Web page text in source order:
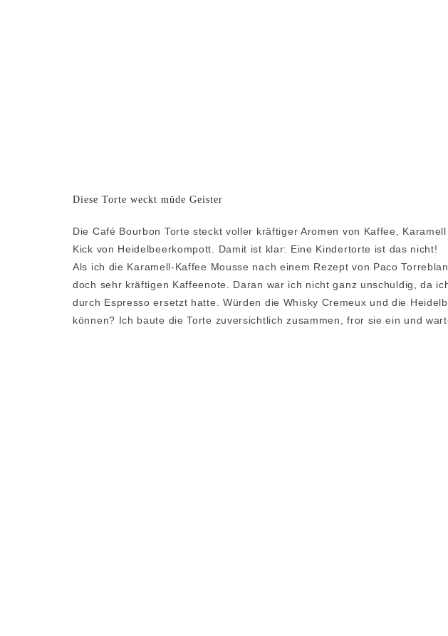
Diese Torte weckt müde Geister
Die Café Bourbon Torte steckt voller kräftiger Aromen von Kaffee,
Kick von Heidelbeerkompott. Damit ist klar: Eine Kindertorte ist das nicht!
Als ich die Karamell-Kaffee Mousse nach einem Rezept von Paco
doch sehr kräftigen Kaffeenote. Daran war ich nicht ganz unschuldig, da
durch Espresso ersetzt hatte. Würden die Whisky Cremeux und die
können? Ich baute die Torte zuversichtlich zusammen, fror sie ein und